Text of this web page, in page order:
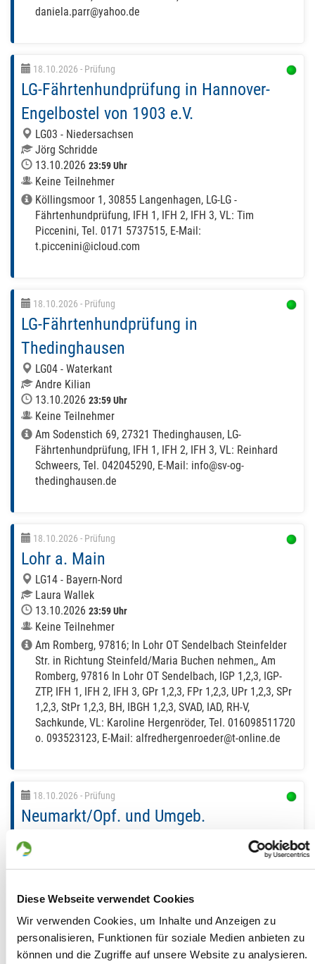
Diese Webseite verwendet Cookies
Wir verwenden Cookies, um Inhalte und Anzeigen zu
personalisieren, Funktionen für soziale Medien anbieten zu
können und die Zugriffe auf unsere Website zu analysieren.
daniela.parr@yahoo.de
18.10.2026 - Prüfung
LG-Fährtenhundprüfung in Hannover-
Engelbostel von 1903 e.V.
LG03 - Niedersachsen
Jörg Schridde
13.10.2026 23:59 Uhr
Keine Teilnehmer
Köllingsmoor 1, 30855 Langenhagen, LG-LG -
Fährtenhundprüfung, IFH 1, IFH 2, IFH 3, VL: Tim
Piccenini, Tel. 0171 5737515, E-Mail:
t.piccenini@icloud.com
18.10.2026 - Prüfung
LG-Fährtenhundprüfung in
Thedinghausen
LG04 - Waterkant
Andre Kilian
13.10.2026 23:59 Uhr
Keine Teilnehmer
Am Sodenstich 69, 27321 Thedinghausen, LG-
Fährtenhundprüfung, IFH 1, IFH 2, IFH 3, VL: Reinhard
Schweers, Tel. 042045290, E-Mail: info@sv-og-
thedinghausen.de
18.10.2026 - Prüfung
Lohr a. Main
LG14 - Bayern-Nord
Laura Wallek
13.10.2026 23:59 Uhr
Keine Teilnehmer
Am Romberg, 97816; In Lohr OT Sendelbach Steinfelder
Str. in Richtung Steinfeld/Maria Buchen nehmen,, Am
Romberg, 97816 In Lohr OT Sendelbach, IGP 1,2,3, IGP-
ZTP, IFH 1, IFH 2, IFH 3, GPr 1,2,3, FPr 1,2,3, UPr 1,2,3, SPr
1,2,3, StPr 1,2,3, BH, IBGH 1,2,3, SVAD, IAD, RH-V,
Sachkunde, VL: Karoline Hergenröder, Tel. 016098511720
o. 093523123, E-Mail: alfredhergenroeder@t-online.de
18.10.2026 - Prüfung
Neumarkt/Opf. und Umgeb.
13.10.202623:59 Uhr
Goldschmidtstr. 46, 92318 Neumarkt in der Oberpfalz, IGP
1,2,3, IFH 1, IFH 2, IFH 3, GPr 1,2,3, FPr 1,2,3, UPr 1,2,3,
SPr 1,2,3, BH, IBGH 1,2,3, Sachkunde, VL: Marion Erath,
Tel. 017662966296, E-Mail: mrerath@gmx.net